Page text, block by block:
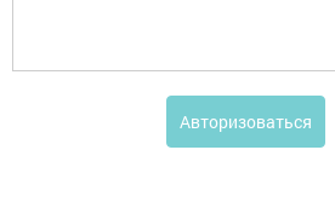
Авторизоваться